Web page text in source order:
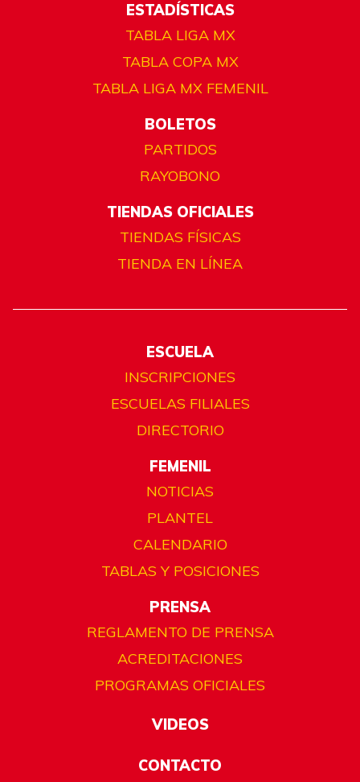
ESTADÍSTICAS
TABLA LIGA MX
TABLA COPA MX
TABLA LIGA MX FEMENIL
BOLETOS
PARTIDOS
RAYOBONO
TIENDAS OFICIALES
TIENDAS FÍSICAS
TIENDA EN LÍNEA
ESCUELA
INSCRIPCIONES
ESCUELAS FILIALES
DIRECTORIO
FEMENIL
NOTICIAS
PLANTEL
CALENDARIO
TABLAS Y POSICIONES
PRENSA
REGLAMENTO DE PRENSA
ACREDITACIONES
PROGRAMAS OFICIALES
VIDEOS
CONTACTO